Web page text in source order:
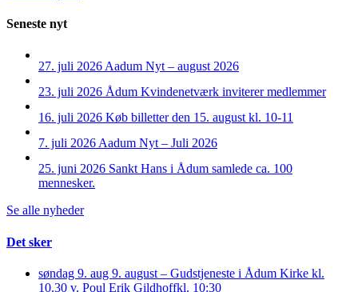
Seneste nyt
27. juli 2026 Aadum Nyt – august 2026
23. juli 2026 Ådum Kvindenetværk inviterer medlemmer
16. juli 2026 Køb billetter den 15. august kl. 10-11
7. juli 2026 Aadum Nyt – Juli 2026
25. juni 2026 Sankt Hans i Ådum samlede ca. 100
mennesker.
Se alle nyheder
Det sker
søndag 9. aug 9. august – Gudstjeneste i Ådum Kirke kl.
10.30 v. Poul Erik Gildhoffkl. 10:30